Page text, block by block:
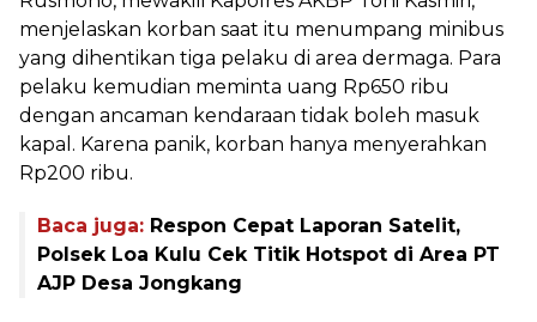
menjelaskan korban saat itu menumpang minibus
yang dihentikan tiga pelaku di area dermaga. Para
pelaku kemudian meminta uang Rp650 ribu
dengan ancaman kendaraan tidak boleh masuk
kapal. Karena panik, korban hanya menyerahkan
Rp200 ribu.
Baca juga: Respon Cepat Laporan Satelit,
Polsek Loa Kulu Cek Titik Hotspot di Area PT
AJP Desa Jongkang